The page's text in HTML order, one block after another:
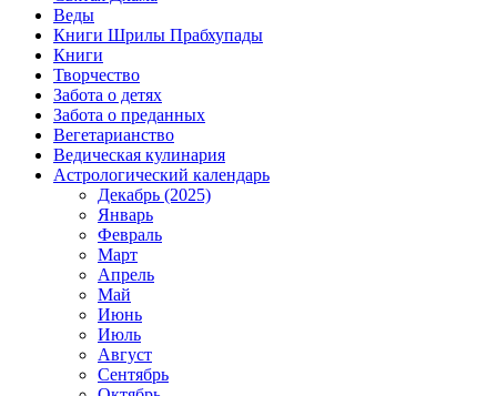
Веды
Книги Шрилы Прабхупады
Книги
Творчество
Забота о детях
Забота о преданных
Вегетарианство
Ведическая кулинария
Астрологический календарь
Декабрь (2025)
Январь
Февраль
Март
Апрель
Май
Июнь
Июль
Август
Сентябрь